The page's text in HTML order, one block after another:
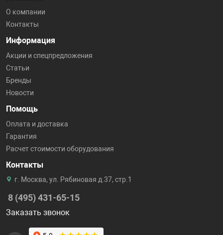
О компании
Контакты
Информация
Акции и спецпредложения
Статьи
Бренды
Новости
Помощь
Оплата и доставка
Гарантия
Расчет стоимости оборудования
Контакты
г. Москва, ул. Рябиновая д.37, стр.1
8 (495) 431-65-15
Заказать звонок